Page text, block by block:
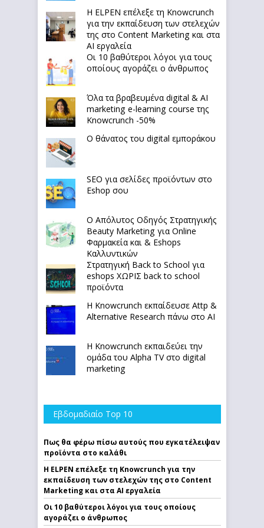
Η ELPEN επέλεξε τη Knowcrunch
για την εκπαίδευση των στελεχών
της στο Content Marketing και στα
AI εργαλεία
Οι 10 βαθύτεροι λόγοι για τους
οποίους αγοράζει ο άνθρωπος
Όλα τα βραβευμένα digital & AI
marketing e-learning course της
Knowcrunch -50%
Ο θάνατος του digital εμποράκου
SEO για σελίδες προϊόντων στο
Eshop σου
Ο Απόλυτoς Οδηγός Στρατηγικής
Beauty Marketing για Online
Φαρμακεία και & Eshops
Καλλυντικών
Στρατηγική Back to School για
eshops ΧΩΡΙΣ back to school
προϊόντα
Η Knowcrunch εκπαίδευσε Attp &
Alternative Research πάνω στο ΑΙ
Η Knowcrunch εκπαιδεύει την
ομάδα του Alpha TV στο digital
marketing
Εβδομαδιαίο Top 10
Πως θα φέρω πίσω αυτούς που εγκατέλειψαν
προϊόντα στο καλάθι
Η ELPEN επέλεξε τη Knowcrunch για την
εκπαίδευση των στελεχών της στο Content
Marketing και στα AI εργαλεία
Οι 10 βαθύτεροι λόγοι για τους οποίους
αγοράζει ο άνθρωπος